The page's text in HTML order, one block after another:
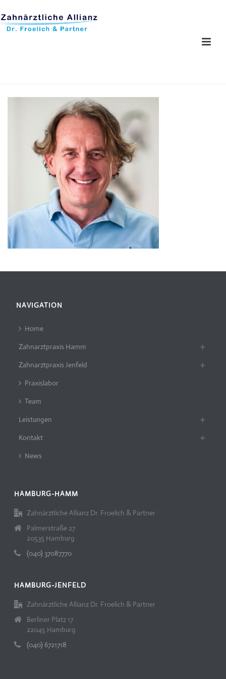
NAVIGATION
Home
Zahnarztpraxis Hamm
Zahnarztpraxis Jenfeld
Praxislabor
Team
Leistungen
Kontakt
News
HAMBURG-HAMM
Zahnärztliche Allianz Dr. Froelich & Partner
Palmerstraße 27
20535 Hamburg
(040) 37087770
HAMBURG-JENFELD
Zahnärztliche Allianz Dr. Froelich & Partner
Berliner Platz 17
22045 Hamburg
(040) 6721718